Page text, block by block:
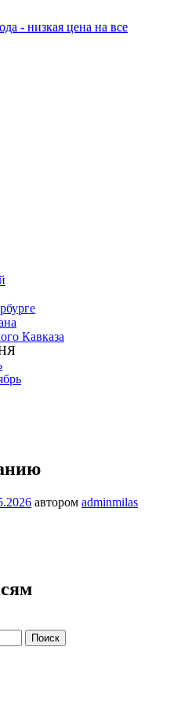
Кавказа
автором adminmilas